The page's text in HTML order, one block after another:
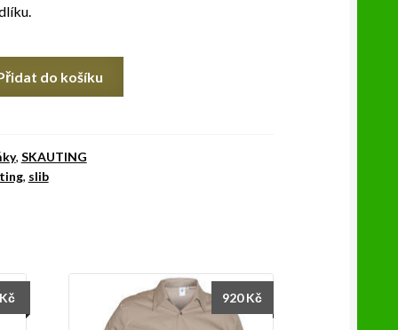
do košíku
, SKAUTING
, slib
Kč 920Kč